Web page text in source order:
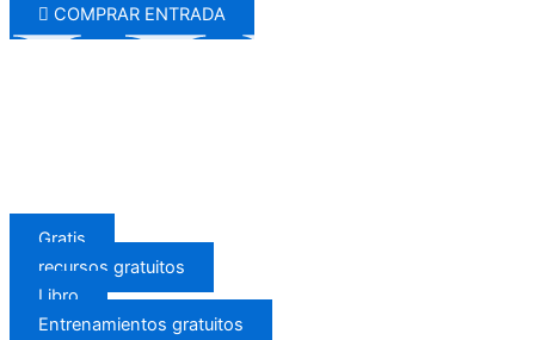
COMPRAR ENTRADA
Gratis
recursos gratuitos
Libro
Entrenamientos gratuitos